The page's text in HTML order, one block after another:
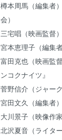
樽本周馬（編集者
会）
三宅唱（映画監督
宮本恵理子（編集
富田克也（映画監
ンコクナイツ』
菅野信介（ジャー
宮田文久（編集者
大川景子（映像作
北沢夏音（ライタ